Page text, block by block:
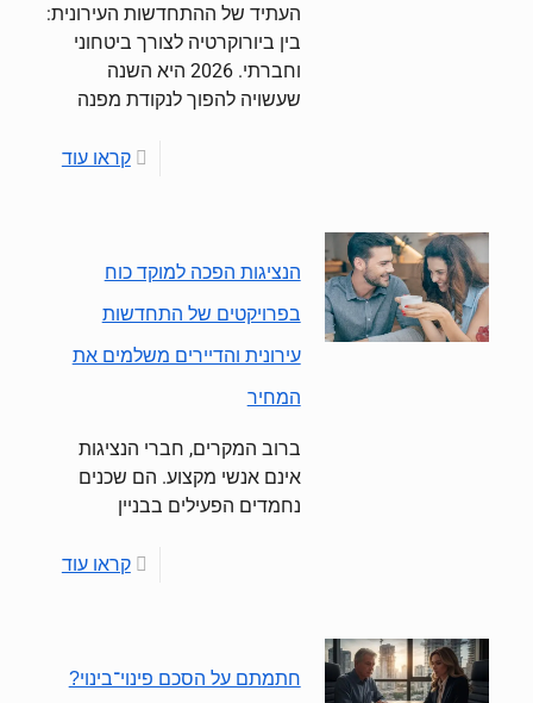
העתיד של ההתחדשות העירונית:
בין ביורוקרטיה לצורך ביטחוני
וחברתי. 2026 היא השנה
שעשויה להפוך לנקודת מפנה
קראו עוד
הנציגות הפכה למוקד כוח
בפרויקטים של התחדשות
עירונית והדיירים משלמים את
המחיר
ברוב המקרים, חברי הנציגות
אינם אנשי מקצוע. הם שכנים
נחמדים הפעילים בבניין
קראו עוד
חתמתם על הסכם פינוי־בינוי?